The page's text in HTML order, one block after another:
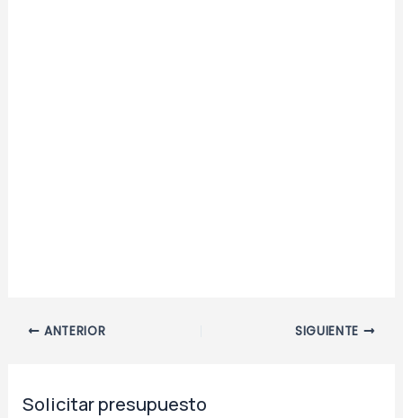
Navegación
ANTERIOR SIGUIENTE
Solicitar presupuesto